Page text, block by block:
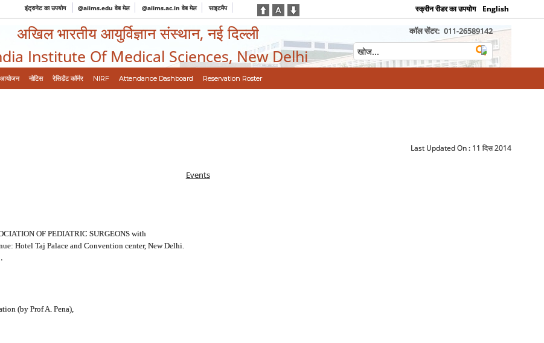
इंट्रानेट का उपयोग @aiims.edu वेब मेल @aiims.ac.in वेब मेल साइटमैप स्क्रीन रीडर का उपयोग English
अखिल भारतीय आयुर्विज्ञान संस्थान, नई दिल्ली
Institute Of Medical Sciences, New Delhi
कॉल सेंटर: 011-26589142
आयोजन नोटिस रेसिडेंट कॉर्नर NIRF Attendance Dashboard Reservation Roster
Last Updated On : 11 दिस 2014
Events
OF PEDIATRIC SURGEONS with
Hotel Taj Palace and Convention center, New Delhi.
.
(by Prof A. Pena),